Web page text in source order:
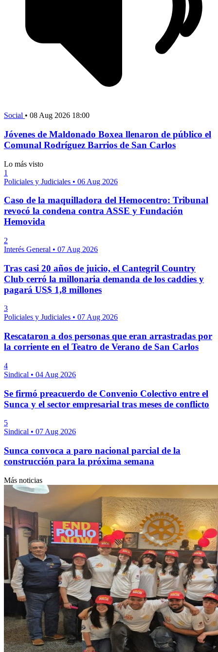
Social • 08 Aug 2026 18:00
Jóvenes de Maldonado Boxea llenaron de público el
Comunal Rodríguez Barrios de San Carlos
Lo más visto
1
Policiales y Judiciales • 06 Aug 2026
Caso de la maquilladora del Hemocentro: Tribunal
revocó la condena contra ASSE y Fundación
Hemovida
2
Interés General • 07 Aug 2026
Tras casi 20 años de juicio, el Cantegril Country
Club cerró la millonaria demanda de los caddies y
pagará US$ 1,8 millones
3
Policiales y Judiciales • 07 Aug 2026
Rescataron a dos personas que eran arrastradas por
la corriente en el Teatro de Verano de San Carlos
4
Sindical • 04 Aug 2026
Se firmó preacuerdo de Convenio Colectivo entre el
Sunca y el sector empresarial tras meses de conflicto
5
Sindical • 07 Aug 2026
Sunca convoca a paro nacional parcial de la
construcción para la próxima semana
Más noticias